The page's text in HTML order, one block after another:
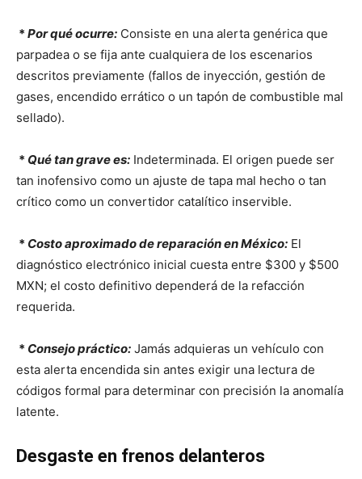
* Por qué ocurre: Consiste en una alerta genérica que
parpadea o se fija ante cualquiera de los escenarios
descritos previamente (fallos de inyección, gestión de
gases, encendido errático o un tapón de combustible mal
sellado).
* Qué tan grave es: Indeterminada. El origen puede ser
tan inofensivo como un ajuste de tapa mal hecho o tan
crítico como un convertidor catalítico inservible.
* Costo aproximado de reparación en México: El
diagnóstico electrónico inicial cuesta entre $300 y $500
MXN; el costo definitivo dependerá de la refacción
requerida.
* Consejo práctico: Jamás adquieras un vehículo con
esta alerta encendida sin antes exigir una lectura de
códigos formal para determinar con precisión la anomalía
latente.
Desgaste en frenos delanteros